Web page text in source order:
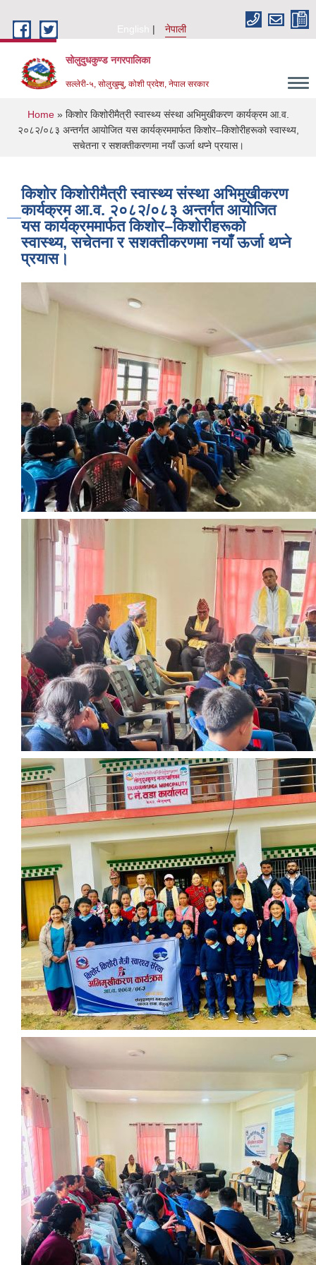
English
नेपाली
सोलुदुधकुण्ड नगरपालिका
सल्लेरी-५, सोलुखुम्बु, कोशी प्रदेश, नेपाल सरकार
You are here
Home» किशोर किशोरीमैत्री स्वास्थ्य संस्था अभिमुखीकरण कार्यक्रम आ.व.
२०८२/०८३ अन्तर्गत आयोजित यस कार्यक्रममार्फत किशोर–किशोरीहरूको स्वास्थ्य,
सचेतना र सशक्तीकरणमा नयाँ ऊर्जा थप्ने प्रयास।
किशोर किशोरीमैत्री स्वास्थ्य संस्था अभिमुखीकरण
कार्यक्रम आ.व. २०८२/०८३ अन्तर्गत आयोजित
यस कार्यक्रममार्फत किशोर–किशोरीहरूको
स्वास्थ्य, सचेतना र सशक्तीकरणमा नयाँ ऊर्जा थप्ने
प्रयास।